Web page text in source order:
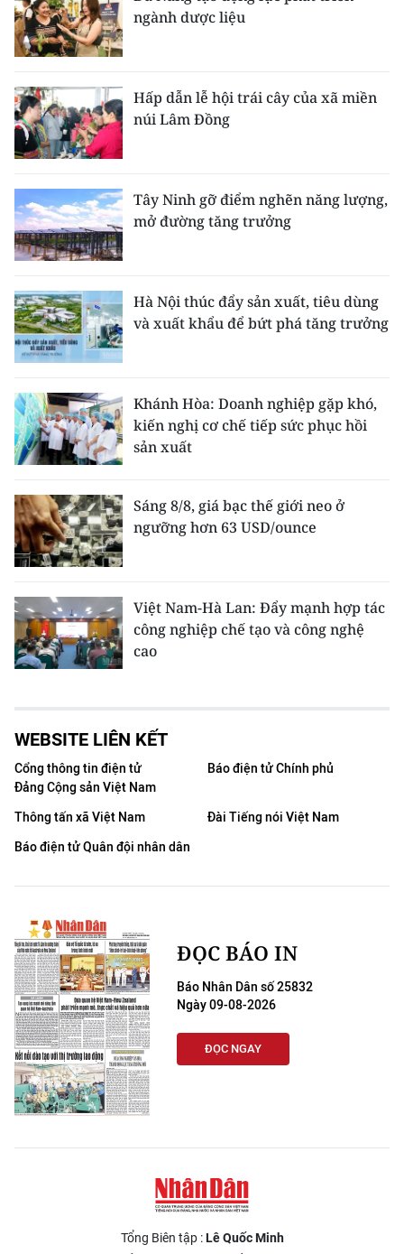
ngành dược liệu
Hấp dẫn lễ hội trái cây của xã miền
núi Lâm Đồng
Tây Ninh gỡ điểm nghẽn năng lượng,
mở đường tăng trưởng
Hà Nội thúc đẩy sản xuất, tiêu dùng
và xuất khẩu để bứt phá tăng trưởng
Khánh Hòa: Doanh nghiệp gặp khó,
kiến nghị cơ chế tiếp sức phục hồi
sản xuất
Sáng 8/8, giá bạc thế giới neo ở
ngưỡng hơn 63 USD/ounce
Việt Nam-Hà Lan: Đẩy mạnh hợp tác
công nghiệp chế tạo và công nghệ
cao
WEBSITE LIÊN KẾT
Cổng thông tin điện tử
Đảng Cộng sản Việt Nam
Báo điện tử Chính phủ
Thông tấn xã Việt Nam
Đài Tiếng nói Việt Nam
Báo điện tử Quân đội nhân dân
ĐỌC BÁO IN
Báo Nhân Dân số 25832
Ngày 09-08-2026
ĐỌC NGAY
Tổng Biên tập :Lê Quốc Minh